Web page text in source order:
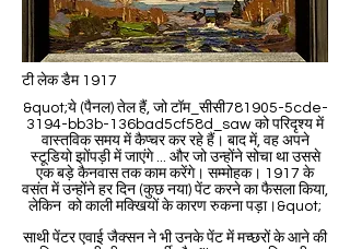
टी लेक डैम 1917
&quot;ये (पैनल) तेल हैं, जो टॉम_सीसी781905-5cde-
3194-bb3b-136bad5cf58d_saw को परिदृश्य में
वास्तविक समय में कैप्चर कर रहे हैं। बाद में, वह अपने
स्टूडियो झोंपड़ी में जाएंगे ... और जो उन्होंने सोचा था उससे
एक बड़े कैनवास तक काम करेंगे। सम्मोहक। 1917 के
वसंत में उन्होंने हर दिन (कुछ नया) पेंट करने का फैसला किया,
लेकिन को काली मक्खियों के कारण रुकना पड़ा।&quot;
साथी पेंटर एवाई जैक्सन ने भी उनके पेंट में मच्छरों के आने की